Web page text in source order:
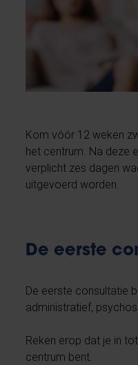
Kom vóór 12 weken
het centrum. Na deze
verplicht zes dagen
uitgevoerd worden.
De eerste
De eerste consultatie
administratief,
Reken erop dat je in
centrum bent.